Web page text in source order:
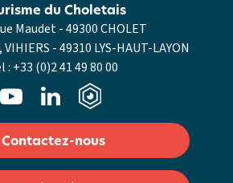
Maudet - 49300 CHOLET
- 49310 LYS-HAUT-LAYON
: +33 (0)2 41 49 80 00
du Choletais
Contactez-nous